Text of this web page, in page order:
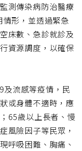
測傳染病防治醫療
形，並透過緊急
床數、急診就診及
資源調度，以確保
及流感等疫情，民
或身體不適時，應
65歲以上長者、慢
風險因子等民眾，
呼吸困難、胸痛、